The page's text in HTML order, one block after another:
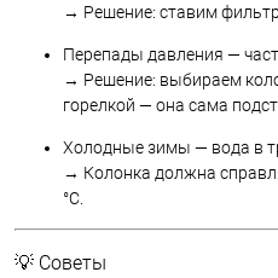
→ Решение: ставим
Перепады давления —
→ Решение: выбираем
горелкой — она сама
Холодные зимы — вода в
→ Колонка должна
°C.
💡 Советы